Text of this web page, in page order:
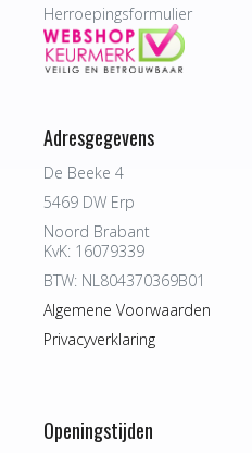
Herroepingsformulier
Adresgegevens
De Beeke 4
5469 DW Erp
Noord Brabant
KvK: 16079339
BTW: NL804370369B01
Algemene Voorwaarden
Privacyverklaring
Openingstijden